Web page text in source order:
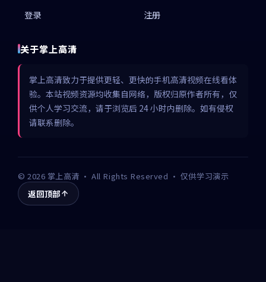
登录 注册
关于掌上高清
掌上高清致力于提供更轻、更快的手机高清视频在线看体
验。本站视频资源均收集自网络，版权归原作者所有，仅
供个人学习交流，请于浏览后 24 小时内删除。如有侵权
请联系删除。
©2026 掌上高清 · All Rights Reserved · 仅供学习演示
返回顶部